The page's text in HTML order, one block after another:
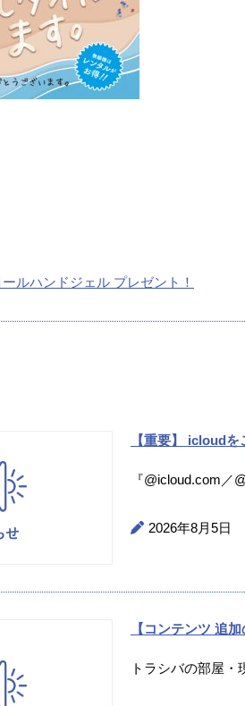
ルハンドジェル プレゼント！
【重要】 icloud
『@icloud.com
2026年8月5日
【コンテンツ 追
トラシバの部屋